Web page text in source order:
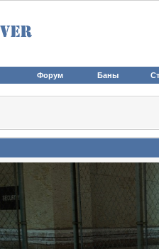
Форум Баны